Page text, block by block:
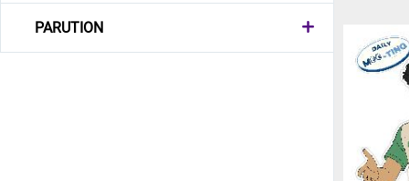
PARUTION